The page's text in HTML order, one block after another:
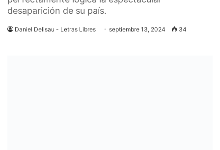
desaparición de su país.
Daniel Delisau - Letras Libres septiembre 13, 2024 34